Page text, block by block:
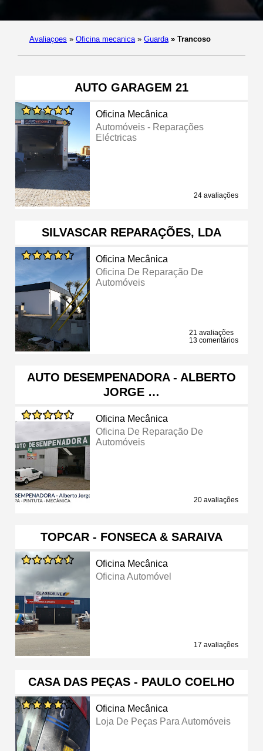
Avaliaçoes » Oficina mecanica » Guarda » Trancoso
AUTO GARAGEM 21
Oficina Mecânica
Automóveis - Reparações
Eléctricas
24 avaliações
SILVASCAR REPARAÇÕES, LDA
Oficina Mecânica
Oficina De Reparação De
Automóveis
21 avaliações
13 comentários
AUTO DESEMPENADORA - ALBERTO
JORGE …
Oficina Mecânica
Oficina De Reparação De
Automóveis
20 avaliações
TOPCAR - FONSECA & SARAIVA
Oficina Mecânica
Oficina Automóvel
17 avaliações
CASA DAS PEÇAS - PAULO COELHO
Oficina Mecânica
Loja De Peças Para Automóveis